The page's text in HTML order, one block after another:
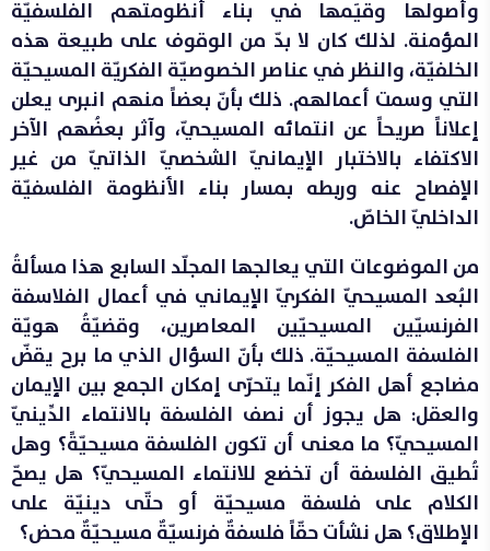
وأصولها وقيَمها في بناء أنظومتهم الفلسفيّة
المؤمنة. لذلك كان لا بدّ من الوقوف على طبيعة هذه
الخلفيّة، والنظر في عناصر الخصوصيّة الفكريّة المسيحيّة
التي وسمت أعمالهم. ذلك بأنّ بعضاً منهم انبرى يعلن
إعلاناً صريحاً عن انتمائه المسيحيّ، وآثر بعضُهم الآخر
الاكتفاء بالاختبار الإيمانيّ الشخصيّ الذاتيّ من غير
الإفصاح عنه وربطه بمسار بناء الأنظومة الفلسفيّة
الداخليّ الخاصّ.
من الموضوعات التي يعالجها المجلّد السابع هذا مسألةُ
البُعد المسيحيّ الفكريّ الإيماني في أعمال الفلاسفة
الفرنسيّين المسيحيّين المعاصرين، وقضيّةُ هويّة
الفلسفة المسيحيّة. ذلك بأنّ السؤال الذي ما برح يقضّ
مضاجع أهل الفكر إنّما يتحرّى إمكان الجمع بين الإيمان
والعقل: هل يجوز أن نصف الفلسفة بالانتماء الدِّينيّ
المسيحيّ؟ ما معنى أن تكون الفلسفة مسيحيّةً؟ وهل
تُطيق الفلسفة أن تخضع للانتماء المسيحيّ؟ هل يصحّ
الكلام على فلسفة مسيحيّة أو حتّى دينيّة على
الإطلاق؟ هل نشأت حقّاً فلسفةٌ فرنسيّةٌ مسيحيّةٌ محض؟